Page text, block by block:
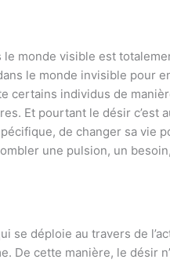
monde visible est
le monde invisible pour
certains individus de
Et pourtant le désir c’est
de changer sa vie
une pulsion, un
se déploie au travers de
cette manière, le désir